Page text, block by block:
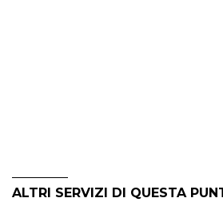
ALTRI SERVIZI DI QUESTA